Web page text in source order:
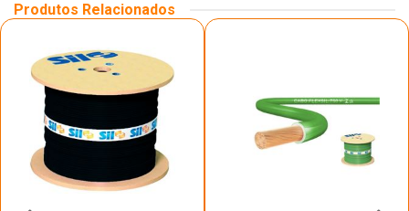
Produtos Relacionados